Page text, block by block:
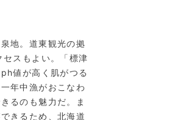
地。道東観光の拠
スもよい。「標津
値が高く肌がつる
年中漁がおこなわ
るのも魅力だ。ま
きるため、北海道